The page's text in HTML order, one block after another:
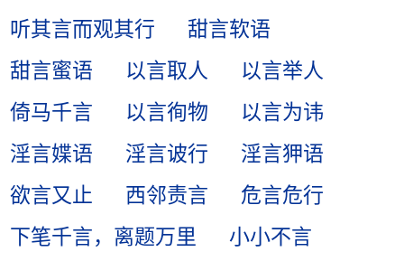
听其言而观其行
甜言软语
甜言蜜语
以言取人
以言举人
倚马千言
以言徇物
以言为讳
淫言媟语
淫言诐行
淫言狎语
欲言又止
西邻责言
危言危行
下笔千言，离题万里
小小不言